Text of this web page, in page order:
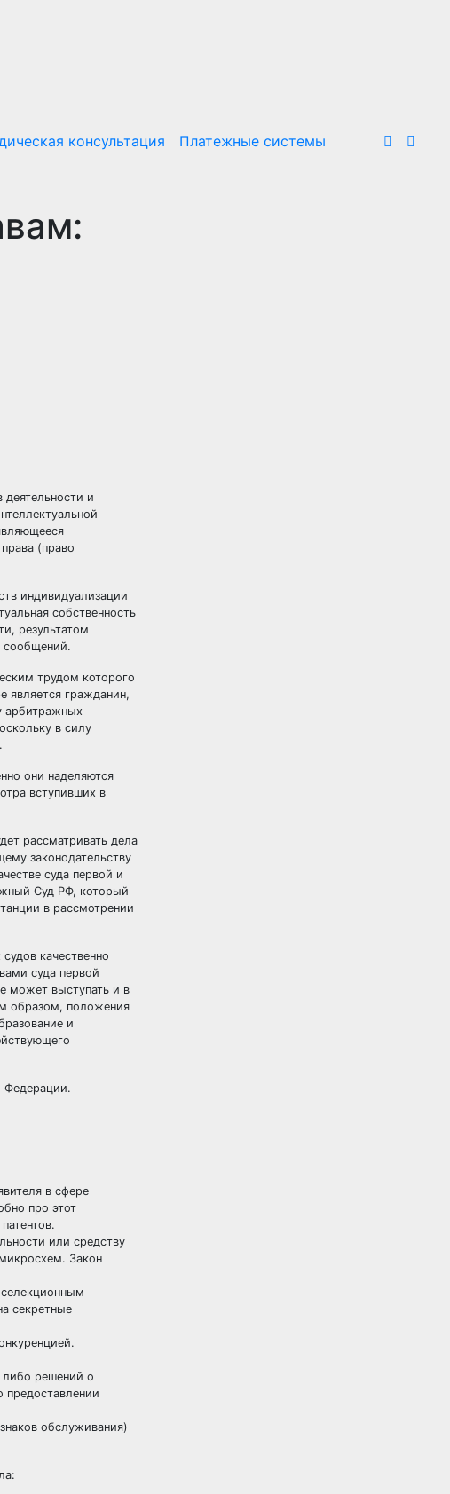
консультация Платежные системы
и
(право
индивидуализации
собственность
результатом
сообщений.
трудом которого
является гражданин,
арбитражных
в силу
они наделяются
вступивших в
рассматривать дела
законодательству
суда первой и
Суд РФ, который
в рассмотрении
качественно
суда первой
может выступать и в
образом, положения
и
Федерации.
в сфере
про этот
или средству
Закон
секретные
либо решений о
обслуживания)